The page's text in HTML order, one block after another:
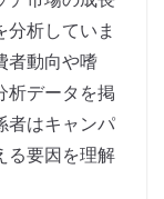
析していま
者動向や嗜
析データを掲
者はキャンパ
る要因を理解